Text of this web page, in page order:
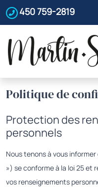
450 759-2819
Politique de
Protection des
personnels
Nous tenons à vous
») se conforme à la loi 25
vos renseignements